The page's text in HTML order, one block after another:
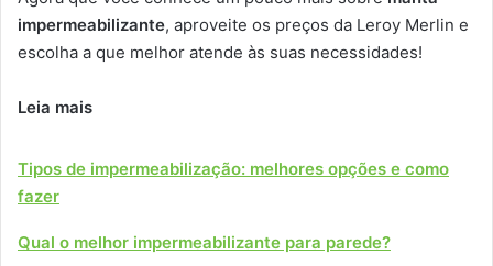
impermeabilizante, aproveite os preços da Leroy Merlin e
escolha a que melhor atende às suas necessidades!
Leia mais
Tipos de impermeabilização: melhores opções e como
fazer
Qual o melhor impermeabilizante para parede?